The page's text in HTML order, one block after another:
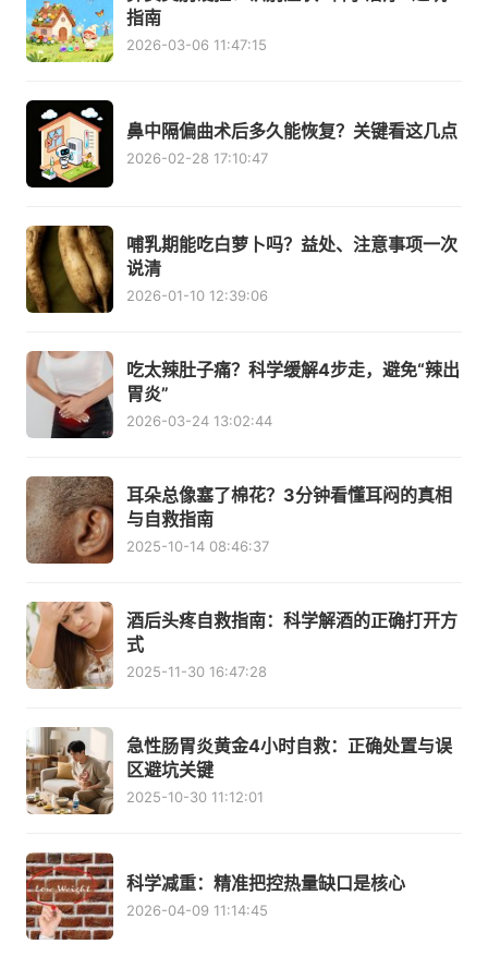
指南
2026-03-06 11:47:15
鼻中隔偏曲术后多久能恢复？关键看这几点
2026-02-28 17:10:47
哺乳期能吃白萝卜吗？益处、注意事项一次
说清
2026-01-10 12:39:06
吃太辣肚子痛？科学缓解4步走，避免“辣出
胃炎”
2026-03-24 13:02:44
耳朵总像塞了棉花？3分钟看懂耳闷的真相
与自救指南
2025-10-14 08:46:37
酒后头疼自救指南：科学解酒的正确打开方
式
2025-11-30 16:47:28
急性肠胃炎黄金4小时自救：正确处置与误
区避坑关键
2025-10-30 11:12:01
科学减重：精准把控热量缺口是核心
2026-04-09 11:14:45